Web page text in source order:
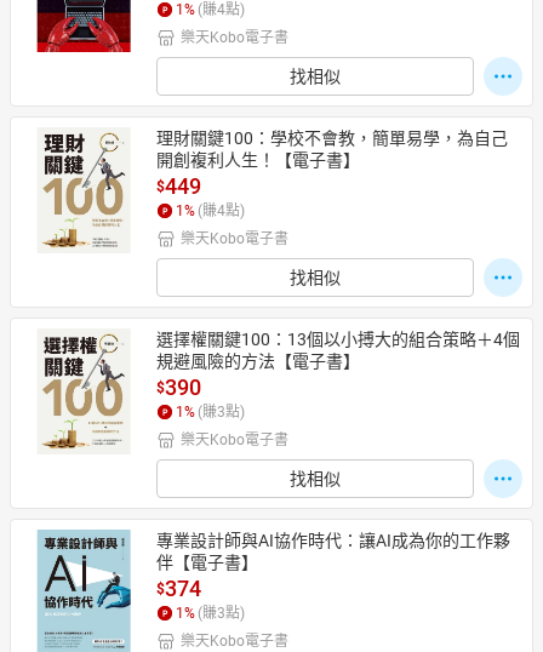
1 % (賺4點)
樂天Kobo電子書
找相似
理財關鍵100：學校不會教，簡單易學，為自己
開創複利人生！【電子書】
$449
1 % (賺4點)
樂天Kobo電子書
找相似
選擇權關鍵100：13個以小搏大的組合策略＋4個
規避風險的方法【電子書】
$390
1 % (賺3點)
樂天Kobo電子書
找相似
專業設計師與AI協作時代：讓AI成為你的工作夥
伴【電子書】
$374
1 % (賺3點)
樂天Kobo電子書